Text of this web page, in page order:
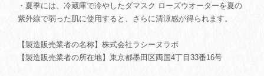
・夏季には、冷蔵庫で冷やしたダマスク ローズウオーターを夏の
紫外線で弱った肌に使用すると、さらに清涼感が得られます。
【製造販売業者の名称】株式会社ラシーヌラボ
【製造販売業者の所在地】東京都墨田区両国4丁目33番16号